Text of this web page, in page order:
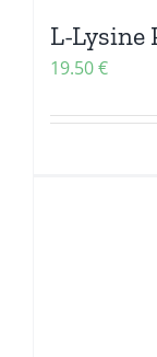
L-Lysine
19.50€